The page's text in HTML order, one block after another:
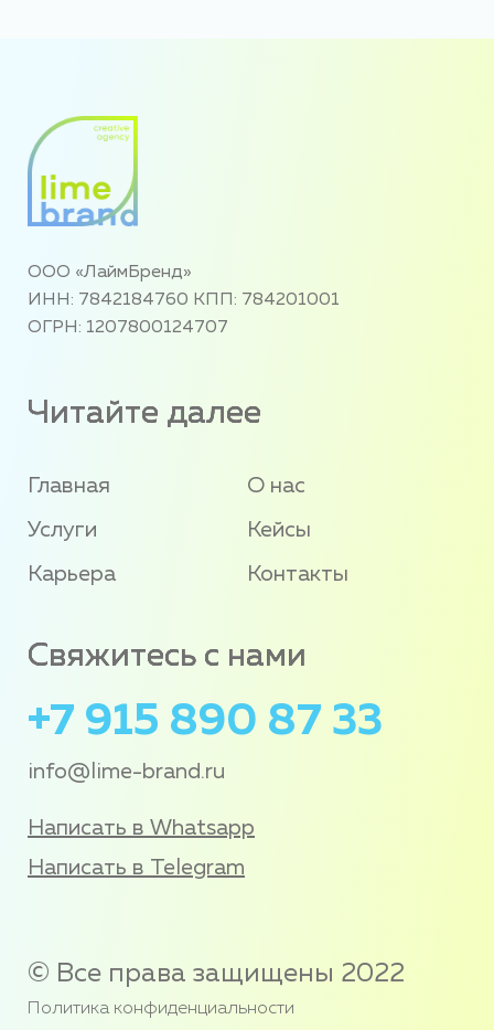
ООО «ЛаймБренд»
ИНН: 7842184760 КПП: 784201001
ОГРН: 1207800124707
Читайте далее
Главная
О нас
Услуги
Кейсы
Карьера
Контакты
Свяжитесь с нами
+7 915 890 87 33
info@lime-brand.ru
Написать в Whatsapp
Написать в Telegram
© Все права защищены 2022
Политика конфиденциальности